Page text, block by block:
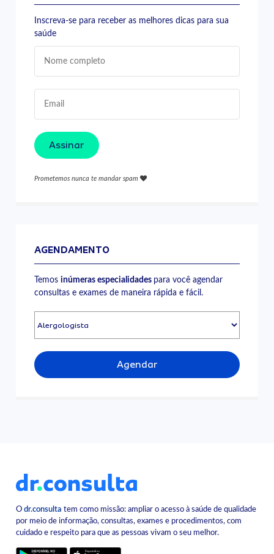
Inscreva-se para receber as melhores dicas para sua
saúde
Assinar
Prometemos nunca te mandar spam
AGENDAMENTO
Temosinúmeras especialidades para você agendar
consultas e exames de maneira rápida e fácil.
Agendar
Odr.consulta tem como missão: ampliar o acesso à saúde de qualidade
por meio de informação, consultas, exames e procedimentos, com
cuidado e respeito para que as pessoas vivam o seu melhor.